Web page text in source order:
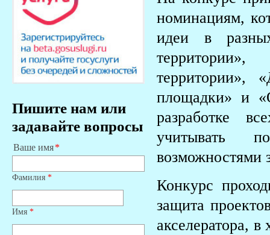
Пишите нам или
задавайте вопросы
Ваше имя
Фамилия *
Имя *
номинациям,
идеи в
территории»,
площадки» и
разработке
учитывать
возможностями
Конкурс
защита
акселератора,